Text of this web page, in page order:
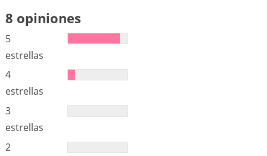
8 opiniones
5
estrellas
4
estrellas
3
estrellas
2